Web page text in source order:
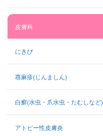
皮膚科
にきび
蕁麻疹(じんましん)
白癬(水虫・爪水虫・たむしなど)
アトピー性皮膚炎